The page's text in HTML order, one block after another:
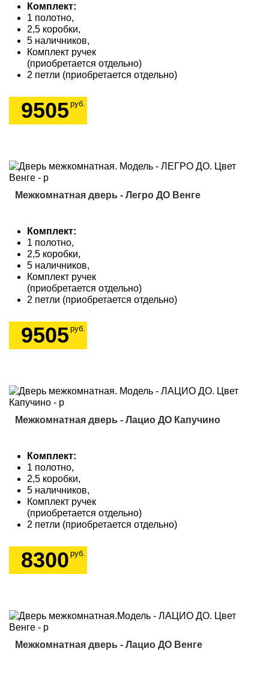
Комплект:
1 полотно,
2,5 коробки,
5 наличников,
Комплект ручек
(приобретается отдельно)
2 петли (приобретается отдельно)
9505 руб.
Межкомнатная дверь - Легро ДО Венге
Комплект:
1 полотно,
2,5 коробки,
5 наличников,
Комплект ручек
(приобретается отдельно)
2 петли (приобретается отдельно)
9505 руб.
Межкомнатная дверь - Лацио ДО Капучино
Комплект:
1 полотно,
2,5 коробки,
5 наличников,
Комплект ручек
(приобретается отдельно)
2 петли (приобретается отдельно)
8300 руб.
Межкомнатная дверь - Лацио ДО Венге